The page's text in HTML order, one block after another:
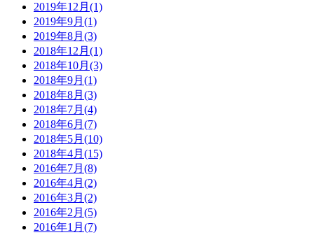
2019年12月(1)
2019年9月(1)
2019年8月(3)
2018年12月(1)
2018年10月(3)
2018年9月(1)
2018年8月(3)
2018年7月(4)
2018年6月(7)
2018年5月(10)
2018年4月(15)
2016年7月(8)
2016年4月(2)
2016年3月(2)
2016年2月(5)
2016年1月(7)